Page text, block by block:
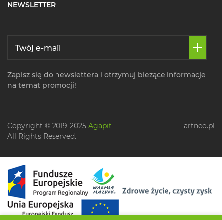
NEWSLETTER
Zapisz się do newslettera i otrzymuj bieżące informacje
na temat promocji!
Copyright © 2019-2025 Agapit
All Rights Reserved.
artneo.pl